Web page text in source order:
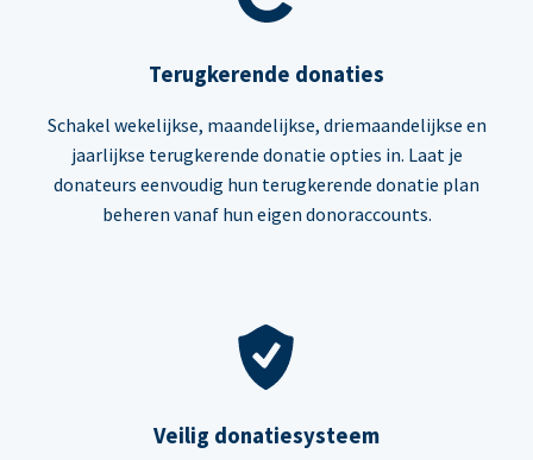
Terugkerende donaties
Schakel wekelijkse, maandelijkse, driemaandelijkse en
jaarlijkse terugkerende donatie opties in. Laat je
donateurs eenvoudig hun terugkerende donatie plan
beheren vanaf hun eigen donoraccounts.
Veilig donatiesysteem